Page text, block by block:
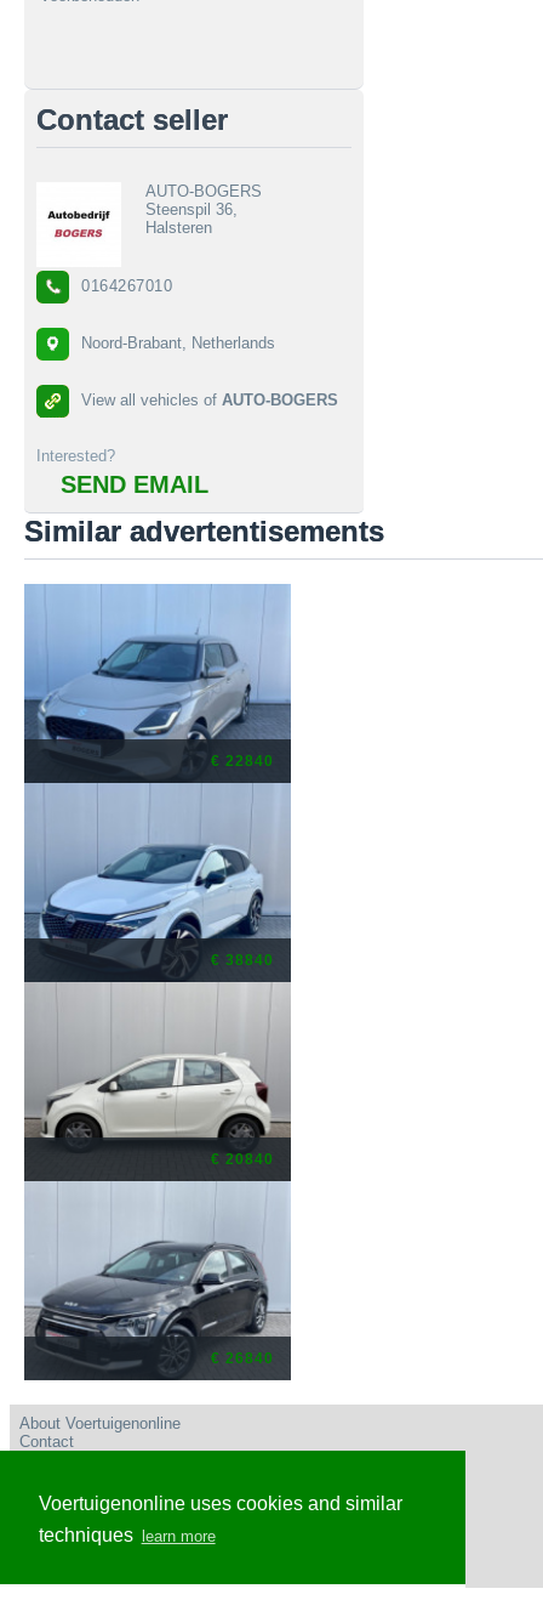
Voertuigenonline uses cookies and similar
techniques
learn more
Contact seller
AUTO-BOGERS
Steenspil 36,
Halsteren
0164267010
Noord-Brabant, Netherlands
View all vehicles of AUTO-BOGERS
Interested?
SEND EMAIL
Similar advertentisements
€ 22840
€ 38840
€ 20840
€ 26840
About Voertuigenonline
Contact
Advertise
Frequently Asked Questions
Voertuigenonline Nederland
Voertuigenonline Caribisch Nederland en omgeving